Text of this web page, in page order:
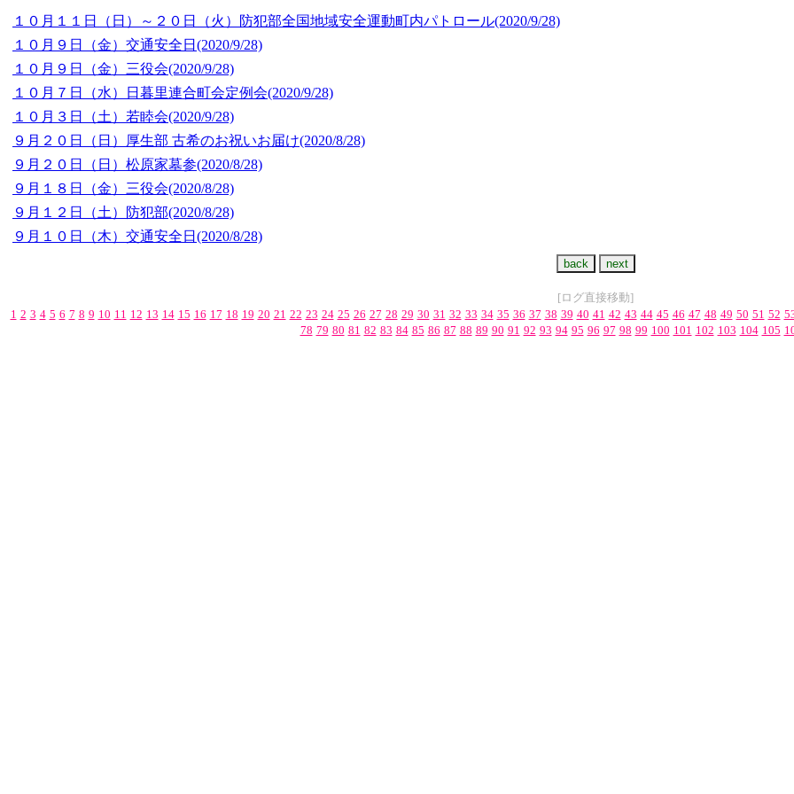
１０月１１日（日）～２０日（火）防犯部全国地域安全運動町内パトロール(2020/9/28)
１０月９日（金）交通安全日 (2020/9/28)
１０月９日（金）三役会(2020/9/28)
１０月７日（水）日暮里連合町会定例会(2020/9/28)
１０月３日（土）若睦会(2020/9/28)
９月２０日（日）厚生部 古希のお祝いお届け(2020/8/28)
９月２０日（日）松原家墓参(2020/8/28)
９月１８日（金）三役会(2020/8/28)
９月１２日（土）防犯部(2020/8/28)
９月１０日（木）交通安全日 (2020/8/28)
[ログ直接移動]
1 2 3 4 5 6 7 8 9 10 11 12 13 14 15 16 17 18 19 20 21 22 23 24 25 26 27 28 29 30 31 32 33 34 35 36 37 38 39 40 41 42 43 44 45 46 47 48 49 50 51 52
78 79 80 81 82 83 84 85 86 87 88 89 90 91 92 93 94 95 96 97 98 99 100 101 102 103 104 105